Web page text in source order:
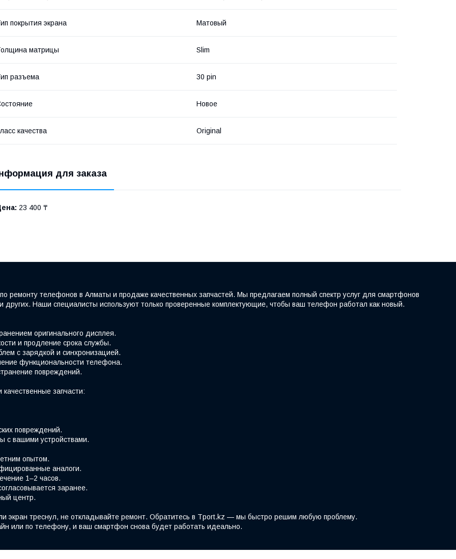
покрытия экрана Матовый
матрицы Slim
разъема 30 pin
Новое
качества Original
для заказа
23 400 ₸
телефонов в Алматы и продаже качественных запчастей. Мы предлагаем полный спектр услуг для смартфонов
других. Наши специалисты используют только проверенные комплектующие, чтобы ваш телефон работал как новый.
оригинального дисплея.
и продление срока службы.
с зарядкой и синхронизацией.
функциональности телефона.
повреждений.
запчасти:
повреждений.
с вашими устройствами.
опытом.
аналоги.
1–2 часов.
заранее.
центр.
экран треснул, не откладывайте ремонт. Обратитесь в Tport.kz — мы быстро решим любую проблему.
или по телефону, и ваш смартфон снова будет работать идеально.